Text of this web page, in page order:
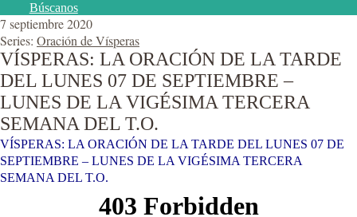
Búscanos
7 septiembre 2020
Series: Oración de Vísperas
VÍSPERAS: LA ORACIÓN DE LA TARDE
DEL LUNES 07 DE SEPTIEMBRE –
LUNES DE LA VIGÉSIMA TERCERA
SEMANA DEL T.O.
VÍSPERAS: LA ORACIÓN DE LA TARDE DEL LUNES 07 DE
SEPTIEMBRE – LUNES DE LA VIGÉSIMA TERCERA
SEMANA DEL T.O.